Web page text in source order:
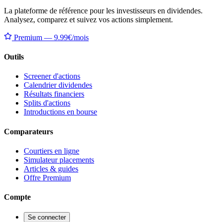
La plateforme de référence pour les investisseurs en dividendes.
Analysez, comparez et suivez vos actions simplement.
Premium — 9.99€/mois
Outils
Screener d'actions
Calendrier dividendes
Résultats financiers
Splits d'actions
Introductions en bourse
Comparateurs
Courtiers en ligne
Simulateur placements
Articles & guides
Offre Premium
Compte
Se connecter